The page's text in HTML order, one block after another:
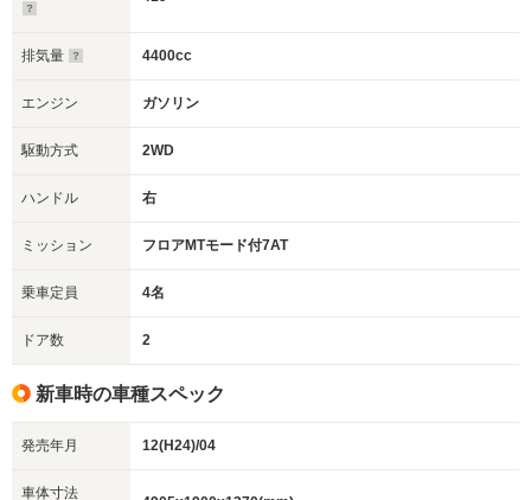
排気量 4400cc
エンジン ガソリン
駆動方式 2WD
ハンドル 右
ミッション フロアMTモード付7AT
乗車定員 4名
ドア数 2
新車時の車種スペック
発売年月 12(H24)/04
車体寸法